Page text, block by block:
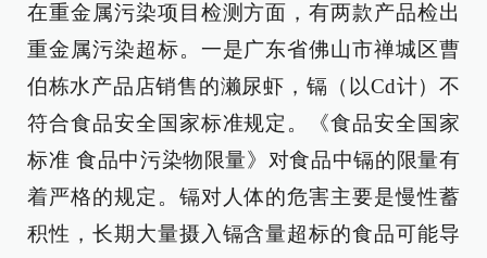
在重金属污染项目检测方面，有两款产品检出
重金属污染超标。一是广东省佛山市禅城区曹
伯栋水产品店销售的濑尿虾，镉（以Cd计）不
符合食品安全国家标准规定。《食品安全国家
标准 食品中污染物限量》对食品中镉的限量有
着严格的规定。镉对人体的危害主要是慢性蓄
积性，长期大量摄入镉含量超标的食品可能导